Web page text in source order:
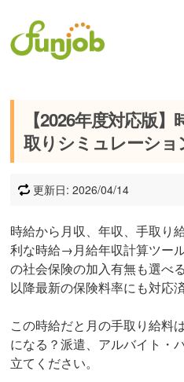
ナビゲーションへスキップ
コンテンツへスキップ
月給から手取り計算｜月
ン
ボーナス(賞与)手取り計
月想定-残業代計算機-
ご要望・ご報告受付
有効求人倍率関連
【2026年度対応版
取りシミュレーショ
更新日: 2026/04/14
時給から月収、年収、手取り
利な時給→月給年収計算ツー
の社会保険の加入有無も選べ
以降最新の保険料率にも対応済
この時給だと月の手取り給料
になる？派遣、アルバイト・
立てください。